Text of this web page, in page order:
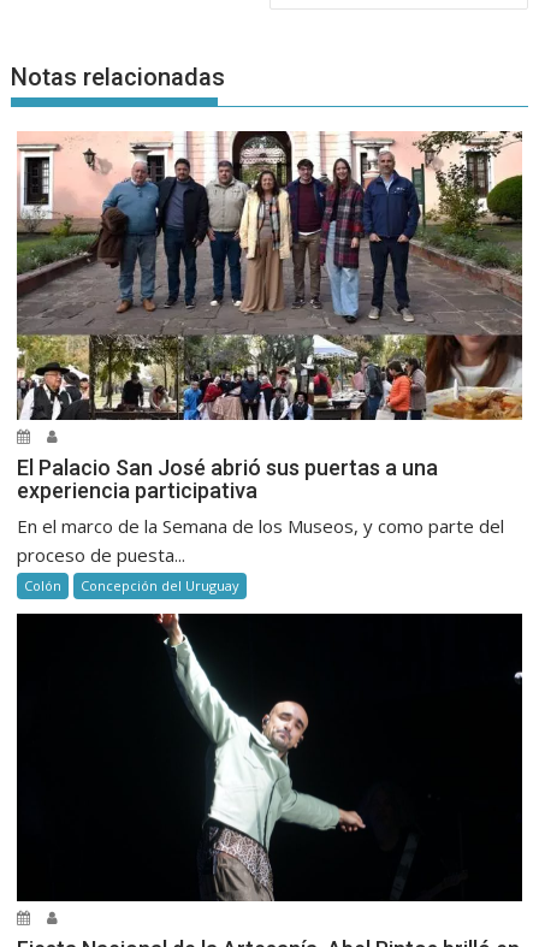
Notas relacionadas
El Palacio San José abrió sus puertas a una
experiencia participativa
En el marco de la Semana de los Museos, y como parte del
proceso de puesta...
Colón Concepción del Uruguay